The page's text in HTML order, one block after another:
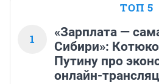
ТОП 5
1
«Зарплата —
Сибири»:
Путину про
онлайн-